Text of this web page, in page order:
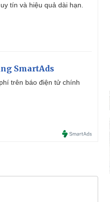
tín và hiệu quả dài hạn.
SmartAds
trên báo điện tử chính